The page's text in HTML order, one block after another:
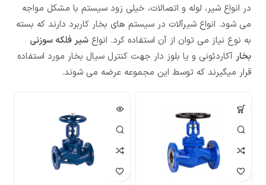
در انواع شیر، لوله و اتصالات، خیلی زود سیستم با مشکل مواجه
می شود. انواع شیرآلات در سیستم های بخار کاربرد دارند که بسته
به نوع نیاز می توان از آن استفاده کرد. انواع شیر فلکه سوزنی
بخار آکاردئونی و یا بلوز دار جهت کنترل سیال بخار مورد استفاده
قرار میگیرند که توسط این مجموعه عرضه می شوند.